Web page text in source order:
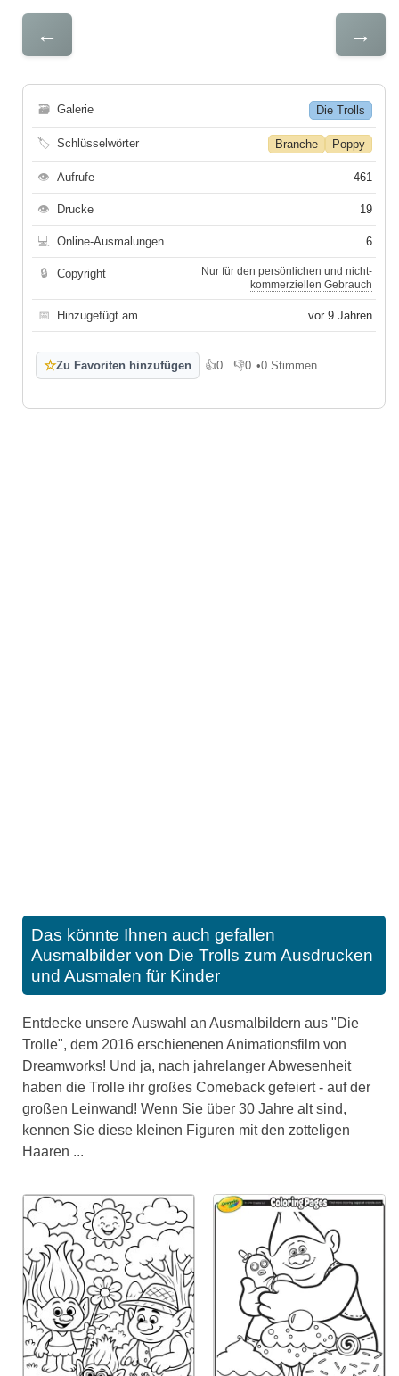
← →
🗃 Galerie Die Trolls
🏷 Schlüsselwörter Branche Poppy
👁 Aufrufe 461
👁 Drucke 19
💻 Online-Ausmalungen 6
🔒 Copyright
Nur für den persönlichen und nicht-
kommerziellen Gebrauch
📅 Hinzugefügt am vor 9 Jahren
☆Zu Favoriten hinzufügen 👍0
Gefällt mir
👎0
Gefällt mir nicht
•0 Stimmen
Das könnte Ihnen auch gefallen
Ausmalbilder von Die Trolls zum Ausdrucken
und Ausmalen für Kinder
Entdecke unsere Auswahl an Ausmalbildern aus "Die
Trolle", dem 2016 erschienenen Animationsfilm von
Dreamworks! Und ja, nach jahrelanger Abwesenheit
haben die Trolle ihr großes Comeback gefeiert - auf der
großen Leinwand! Wenn Sie über 30 Jahre alt sind,
kennen Sie diese kleinen Figuren mit den zotteligen
Haaren ...